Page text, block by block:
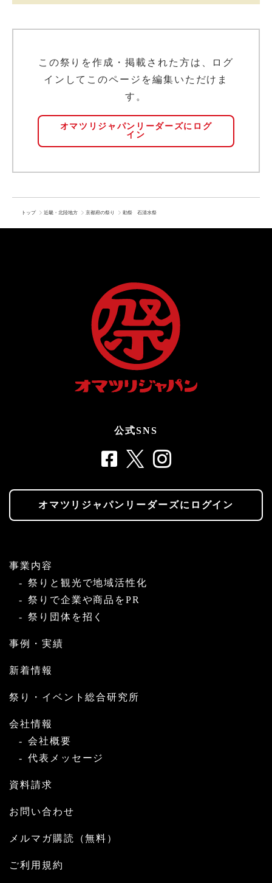
この祭りを作成・掲載された方は、ログ
インしてこのページを編集いただけま
す。
オマツリジャパンリーダーズにログ
イン
トップ 近畿・北陸地方 京都府の祭り 勅祭 石清水祭
公式SNS
オマツリジャパンリーダーズにログイン
事業内容
祭りと観光で地域活性化
祭りで企業や商品をPR
祭り団体を招く
事例・実績
新着情報
祭り・イベント総合研究所
会社情報
会社概要
代表メッセージ
資料請求
お問い合わせ
メルマガ購読（無料）
ご利用規約